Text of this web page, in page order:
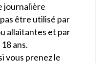
journalière
être utilisé par
allaitantes et par
ans.
vous prenez le